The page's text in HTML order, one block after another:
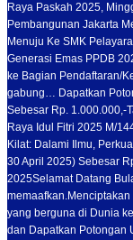
Raya Paskah 2025,
Pembangunan Jakarta
Menuju Ke SMK
Generasi Emas PPDB
ke Bagian Pendaftaran/
gabung… Dapatkan
Sebesar Rp. 1.000.000,-
Raya Idul Fitri 2025 M/
Kilat: Dalami Ilmu,
30 April 2025) Sebesar
2025Selamat Datang
memaafkan.
yang berguna di Dunia
dan Dapatkan Potongan